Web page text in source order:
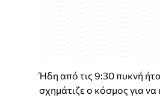
Ήδη από τις 9:30 πυκνή
σχημάτιζε ο κόσμος για